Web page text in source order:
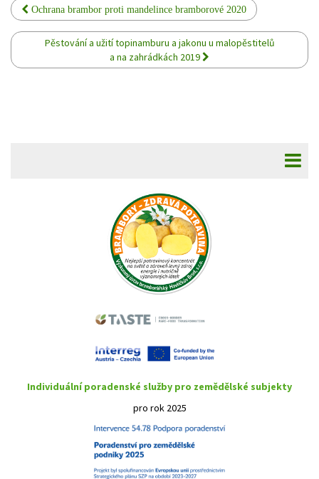
Ochrana brambor proti mandelince bramborové 2020
Pěstování a užití topinamburu a jakonu u malopěstitelů
a na zahrádkách 2019
Individuální poradenské služby pro zemědělské subjekty
pro rok 2025